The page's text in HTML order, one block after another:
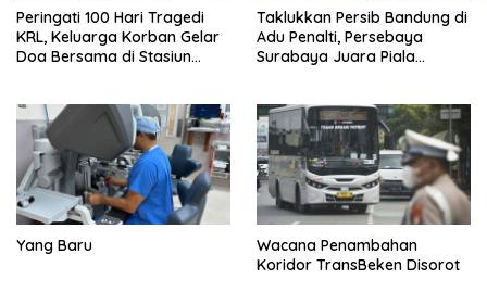
Peringati 100 Hari Tragedi
KRL, Keluarga Korban Gelar
Doa Bersama di Stasiun
Taklukkan Persib Bandung di
Adu Penalti, Persebaya
Surabaya Juara Piala
Yang Baru
Wacana Penambahan
Koridor TransBeken Disorot